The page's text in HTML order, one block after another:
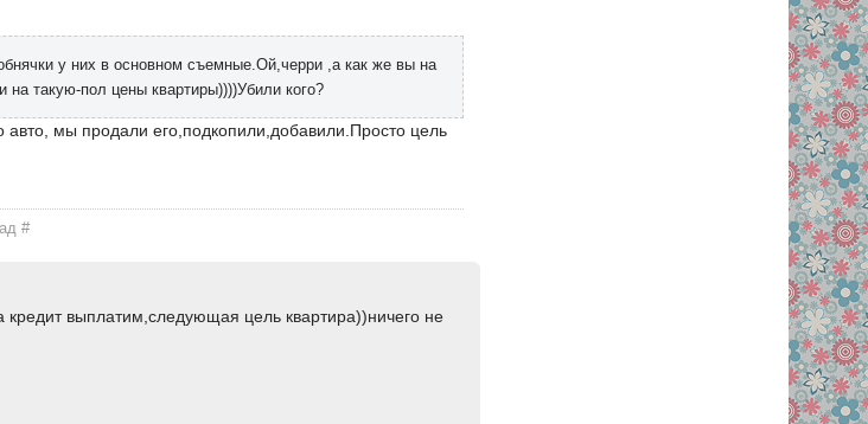
у них в основном съемные.Ой,черри ,а как же вы на
на такую-пол цены квартиры))))Убили кого?
авто, мы продали его,подкопили,добавили.Просто цель
#
кредит выплатим,следующая цель квартира))ничего не